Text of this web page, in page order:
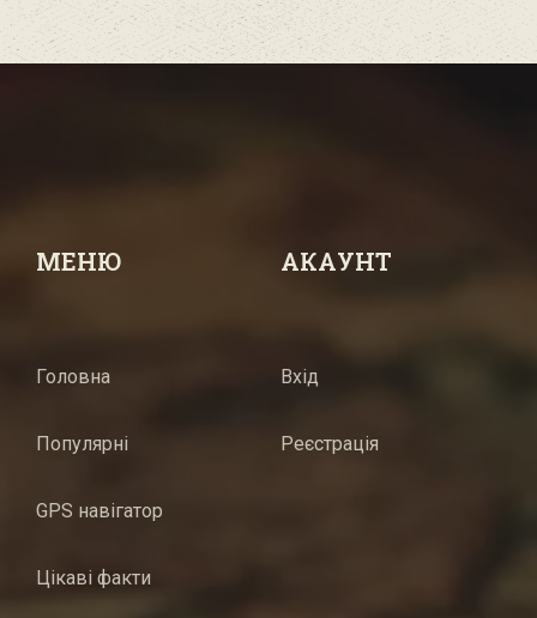
МЕНЮ
Головна
Популярні
GPS навігатор
Цікаві факти
АКАУНТ
Вхід
Реєстрація